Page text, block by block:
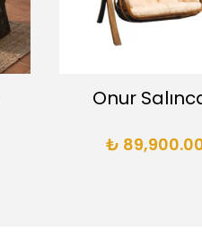
Onur
₺